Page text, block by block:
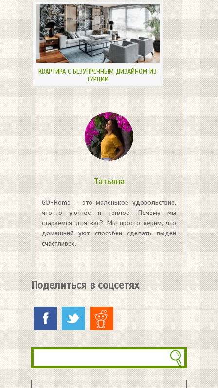
КВАРТИРА С БЕЗУПРЕЧНЫМ ДИЗАЙНОМ ИЗ
ТУРЦИИ
Татьяна
GD-Home – это маленькое удовольствие,
что-то уютное и теплое. Почему мы
стараемся для вас? Мы просто верим, что
домашний уют способен сделать людей
счастливее.
Поделиться в соцсетях